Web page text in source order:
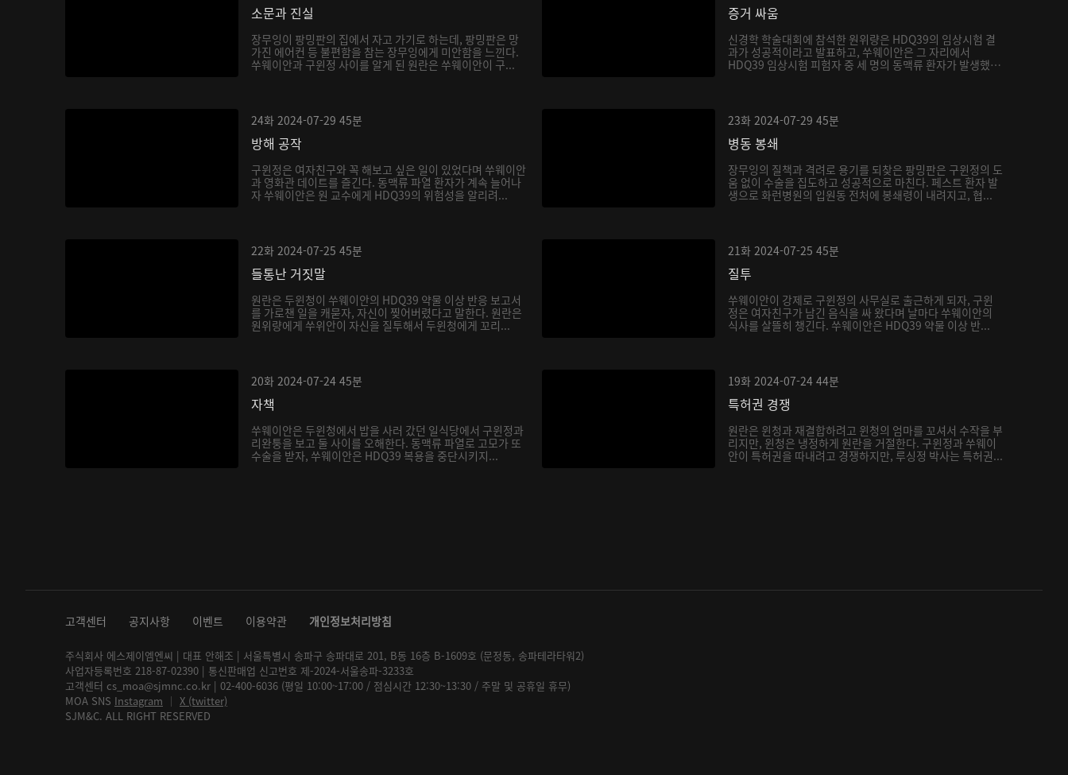
소문과 진실
장무잉이 팡밍판의 집에서 자고 가기로 하는데, 팡밍판은 망
가진 에어컨 등 불편함을 참는 장무잉에게 미안함을 느낀다.
쑤웨이안과 구윈정 사이를 알게 된 원란은 쑤웨이안이 구...
증거 싸움
신경학 학술대회에 참석한 원위량은 HDQ39의 임상시험 결
과가 성공적이라고 발표하고, 쑤웨이안은 그 자리에서
HDQ39 임상시험 피험자 중 세 명의 동맥류 환자가 발생했
24화 2024-07-29 45분
방해 공작
구윈정은 여자친구와 꼭 해보고 싶은 일이 있었다며 쑤웨이안
과 영화관 데이트를 즐긴다. 동맥류 파열 환자가 계속 늘어나
자 쑤웨이안은 원 교수에게 HDQ39의 위험성을 알리려...
23화 2024-07-29 45분
병동 봉쇄
장무잉의 질책과 격려로 용기를 되찾은 팡밍판은 구윈정의 도
움 없이 수술을 집도하고 성공적으로 마친다. 페스트 환자 발
생으로 화런병원의 입원동 전처에 봉쇄령이 내려지고, 협...
22화 2024-07-25 45분
들통난 거짓말
원란은 두윈청이 쑤웨이안의 HDQ39 약물 이상 반응 보고서
를 가로챈 일을 캐묻자, 자신이 찢어버렸다고 말한다. 원란은
원위량에게 쑤위안이 자신을 질투해서 두윈청에게 꼬리...
21화 2024-07-25 45분
질투
쑤웨이안이 강제로 구윈정의 사무실로 출근하게 되자, 구윈
정은 여자친구가 남긴 음식을 싸 왔다며 날마다 쑤웨이안의
식사를 살뜰히 챙긴다. 쑤웨이안은 HDQ39 약물 이상 반...
20화 2024-07-24 45분
자책
쑤웨이안은 두윈청에서 밥을 사러 갔던 일식당에서 구윈정과
리완퉁을 보고 둘 사이를 오해한다. 동맥류 파열로 고모가 또
수술을 받자, 쑤웨이안은 HDQ39 복용을 중단시키지...
19화 2024-07-24 44분
특허권 경쟁
원란은 윈청과 재결합하려고 윈청의 엄마를 꼬셔서 수작을 부
리지만, 윈청은 냉정하게 원란을 거절한다. 구윈정과 쑤웨이
안이 특허권을 따내려고 경쟁하지만, 루싱정 박사는 특허권...
고객센터 공지사항 이벤트 이용약관 개인정보처리방침
주식회사 에스제이엠엔씨 | 대표 안해조 | 서울특별시 송파구 송파대로 201, B동 16층 B-1609호 (문정동, 송파테라타워2)
사업자등록번호 218-87-02390 | 통신판매업 신고번호 제-2024-서울송파-3233호
고객센터 cs_moa@sjmnc.co.kr | 02-400-6036 (평일 10:00~17:00 / 점심시간 12:30~13:30 / 주말 및 공휴일 휴무)
MOA SNS Instagram │ X (twitter)
SJM&C. ALL RIGHT RESERVED